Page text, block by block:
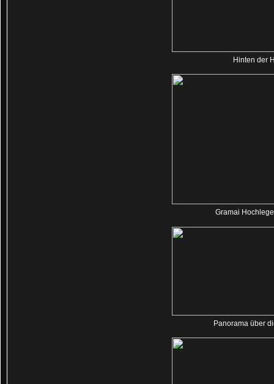
Hinten der
Gramai
Panorama über